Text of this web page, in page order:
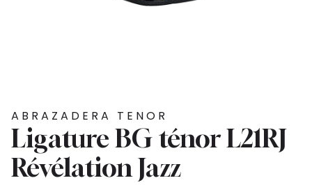
ABRAZADERA TENOR
Ligature BG ténor L21RJ
Révélation Jazz